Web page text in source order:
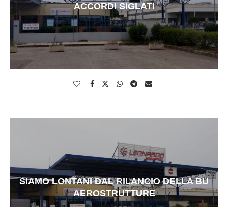
ACCORDI SIGLATI
SIAMO LONTANI DAL RILANCIO DELLA BU
AEROSTRUTTURE